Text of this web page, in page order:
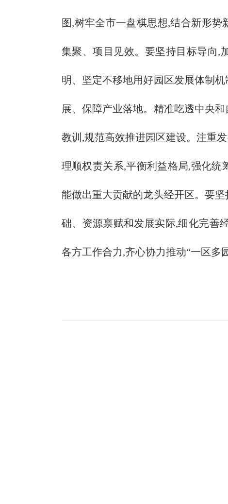
图,树牢全市一盘棋思想,结合新形
集聚、项目见效。要坚持目标导向,
明、坚定不移地用好园区发展体制
展、保障产业落地。精准吃透中央
教训,规范高效推进园区建设。注重
理顺权责关系,平衡利益格局,强化统
能做出重大贡献的龙头经开区。要
础、资源禀赋和发展实际,细化完善
各方工作合力,齐心协力推动“一区多